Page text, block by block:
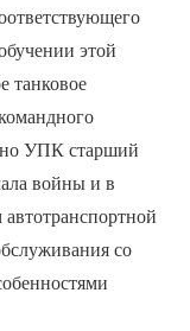
этой
танковое
УПК старший
войны и в
со